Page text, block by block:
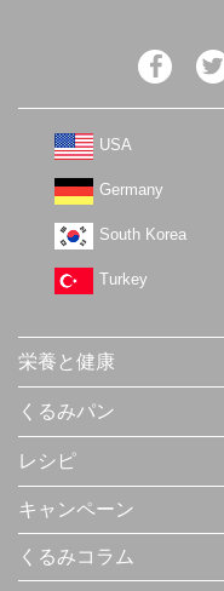
USA
Germany
South Korea
Turkey
栄養と健康
くるみパン
レシピ
キャンペーン
くるみコラム